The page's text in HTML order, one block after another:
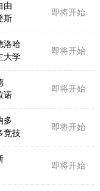
由
斯
即将开始
洛哈
大学
即将开始
诺
即将开始
多
竞技
即将开始
即将开始